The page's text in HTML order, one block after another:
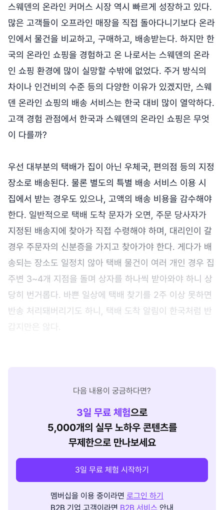
스웨덴의 온라인 커머스 시장 역시 빠르게 성장하고 있다.
많은 고객들이 오프라인 매장을 직접 돌아다니기보다 온라
인에서 물건을 비교하고, 구매하고, 배송받는다. 하지만 한
국의 온라인 쇼핑을 경험하고 온 나로서는 스웨덴의 온라
인 쇼핑 환경에 많이 실망할 수밖에 없었다. 주거 방식의
차이나 인건비의 수준 등의 다양한 이유가 있겠지만, 스웨
덴 온라인 쇼핑의 배송 서비스는 한국 대비 많이 열악하다.
고객 경험 관점에서 한국과 스웨덴의 온라인 쇼핑은 무엇
이 다를까?
우선 대부분의 택배가 집이 아닌 우체국, 편의점 등의 지정
장소로 배송된다. 물론 별도의 특별 배송 서비스 이용 시
집에서 받는 경우도 있으나, 고액의 배송 비용을 감수해야
한다. 일반적으로 택배 도착 문자가 오면, 주문 당사자가
지정된 배송지에 찾아가 직접 수령해야 하며, 대리인이 갈
경우 주문자의 신분증을 가지고 찾아가야 한다. 게다가 배
송되는 장소도 일정치 않아 택배 물건이 여러 개인 경우 집
주변 3~4개 지점을 돌며 상자를 하나씩 받아와야 하니 상
당히 번거롭다. 바쁜 일상에 택배 찾기를 2주 이상 못하면
반송 처리돼버리기도 하니, 택배 도착 알림이 한국처럼 반
갑지만은 않다.
다음 내용이 궁금하다면?
3일 무료 체험으로
5,000개의 실무 노하우 콘텐츠를
무제한으로 만나보세요
3일 무료 체험 시작하기
멤버십을 이용 중이라면 로그인 하기
B2B 기업 고객이라면 B2B 서비스 안내